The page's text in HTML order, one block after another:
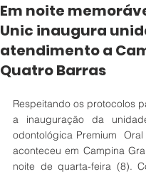
Em noite
Unic inaugura
atendimento a
Quatro Barras
Respeitando os protocolos
a inauguração da
odontológica Premium
aconteceu em Campina
noite de quarta-feira (8).